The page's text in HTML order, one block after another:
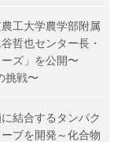
工大学農学部附属
哲也センター長・
ズ」を公開〜
挑戦〜
結合するタンパク
ブを開発～化合物